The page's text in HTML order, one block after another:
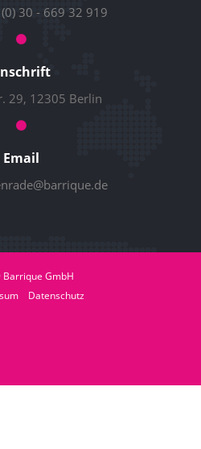
30 - 669 32 919
29, 12305 Berlin
Email
GmbH
Datenschutz